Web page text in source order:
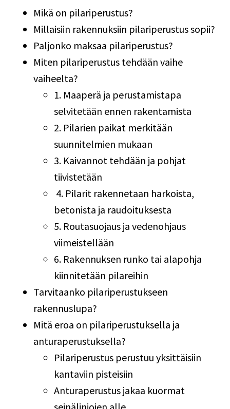
Mikä on pilariperustus?
Millaisiin rakennuksiin pilariperustus sopii?
Paljonko maksaa pilariperustus?
Miten pilariperustus tehdään vaihe
vaiheelta?
1. Maaperä ja perustamistapa
selvitetään ennen rakentamista
2. Pilarien paikat merkitään
suunnitelmien mukaan
3. Kaivannot tehdään ja pohjat
tiivistetään
4. Pilarit rakennetaan harkoista,
betonista ja raudoituksesta
5. Routasuojaus ja vedenohjaus
viimeistellään
6. Rakennuksen runko tai alapohja
kiinnitetään pilareihin
Tarvitaanko pilariperustukseen
rakennuslupa?
Mitä eroa on pilariperustuksella ja
anturaperustuksella?
Pilariperustus perustuu yksittäisiin
kantaviin pisteisiin
Anturaperustus jakaa kuormat